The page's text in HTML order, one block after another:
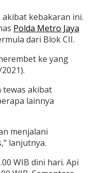
kebakaran ini.
Polda Metro Jaya
dari Blok CII.
ke yang
akibat
lainnya
menjalani
lanjutnya.
WIB dini hari. Api